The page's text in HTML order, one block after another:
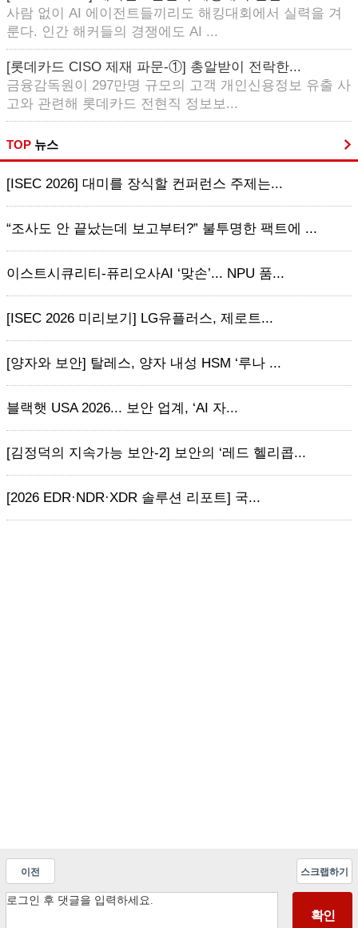
사람 없이 AI 에이전트들끼리도 해킹대회에서 실력을 겨
룬다. 인간 해커들의 경쟁에도 AI ...
[롯데카드 CISO 제재 파문-①] 총알받이 전락한...
금융감독원이 297만명 규모의 고객 개인신용정보 유출 사
고와 관련해 롯데카드 전현직 정보보...
TOP 뉴스
[ISEC 2026] 대미를 장식할 컨퍼런스 주제는...
“조사도 안 끝났는데 보고부터?” 불투명한 팩트에 ...
이스트시큐리티-퓨리오사AI ‘맞손’... NPU 품...
[ISEC 2026 미리보기] LG유플러스, 제로트...
[양자와 보안] 탈레스, 양자 내성 HSM ‘루나 ...
블랙햇 USA 2026... 보안 업계, ‘AI 자...
[김정덕의 지속가능 보안-2] 보안의 ‘레드 헬리콥...
[2026 EDR·NDR·XDR 솔루션 리포트] 국...
이전 스크랩하기